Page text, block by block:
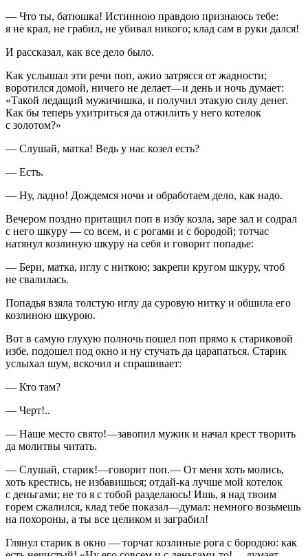
— Что ты, батюшка! Истинною правдою признаюсь тебе:
я не крал, не грабил, не убивал никого; клад сам в руки дался!
И рассказал, как все дело было.
Как услышал эти речи поп, ажио затрясся от жадности;
воротился домой, ничего не делает—и день и ночь думает:
«Такой ледащий мужичишка, и получил этакую силу денег.
Как бы теперь ухитриться да отжилить у него котелок
с золотом?»
— Слушай, матка! Ведь у нас козел есть?
— Есть.
— Ну, ладно! Дождемся ночи и обработаем дело, как надо.
Вечером поздно притащил поп в избу козла, заре зал и содрал
с него шкуру — со всем, и с рогами и с бородой; тотчас
натянул козлиную шкуру на себя и говорит попадье:
— Бери, матка, иглу с ниткою; закрепи кругом шкуру, чтоб
не свалилась.
Попадья взяла толстую иглу да суровую нитку и обшила его
козлиною шкурою.
Вот в самую глухую полночь пошел поп прямо к стариковой
избе, подошел под окно и ну стучать да царапаться. Старик
услыхал шум, вскочил и спрашивает:
— Кто там?
— Черт!..
— Наше место свято!—завопил мужик и начал крест творить
да молитвы читать.
— Слушай, старик!—говорит поп.— От меня хоть молись,
хоть крестись, не избавишься; отдай-ка лучше мой котелок
с деньгами; не то я с тобой разделаюсь! Ишь, я над твоим
горем сжалился, клад тебе показал—думал: немного возьмешь
на похороны, а ты все целиком и заграбил!
Глянул старик в окно — торчат козлиные рога с бородою: как